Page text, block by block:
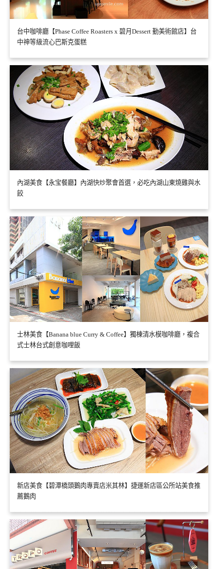
台中咖啡廳【Phase Coffee Roasters x 碧月Dessert 勤美術館店】台
中神等級流心巴斯克蛋糕
內湖美食【永宝餐廳】內湖快炒聚會首選，必吃內湖山東燒雞與水
餃
士林美食【Banana blue Curry & Coffee】獨棟清水模咖啡廳，複合
式士林台式創意咖哩飯
新店美食【碧潭橋頭鵝肉專賣店米其林】捷運新店區公所站美食推
薦鵝肉